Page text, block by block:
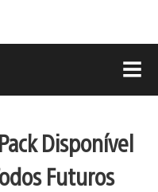
Disponível
Futuros